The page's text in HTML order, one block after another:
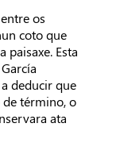
os
coto que
Esta
deducir que
término, o
ata